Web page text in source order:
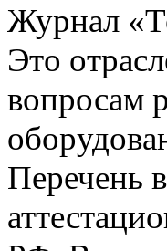
Журнал
Это
вопросам
Перечень